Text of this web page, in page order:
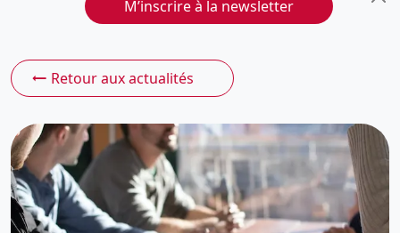
M’inscrire à la newsletter
Retour aux actualités